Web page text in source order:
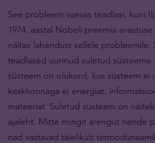
See probleem vaevas teadlasi, kuni
1974. aastal Nobeli preemia
näitas lahendust sellele probleemile.
teadlased uurinud suletud
süsteem on olukord, kus süsteem ei
keskkonnaga ei energiat,
mateeriat. Suletud süsteem on
ajaleht. Mitte mingit arengut nende
nad vastavad täielikult